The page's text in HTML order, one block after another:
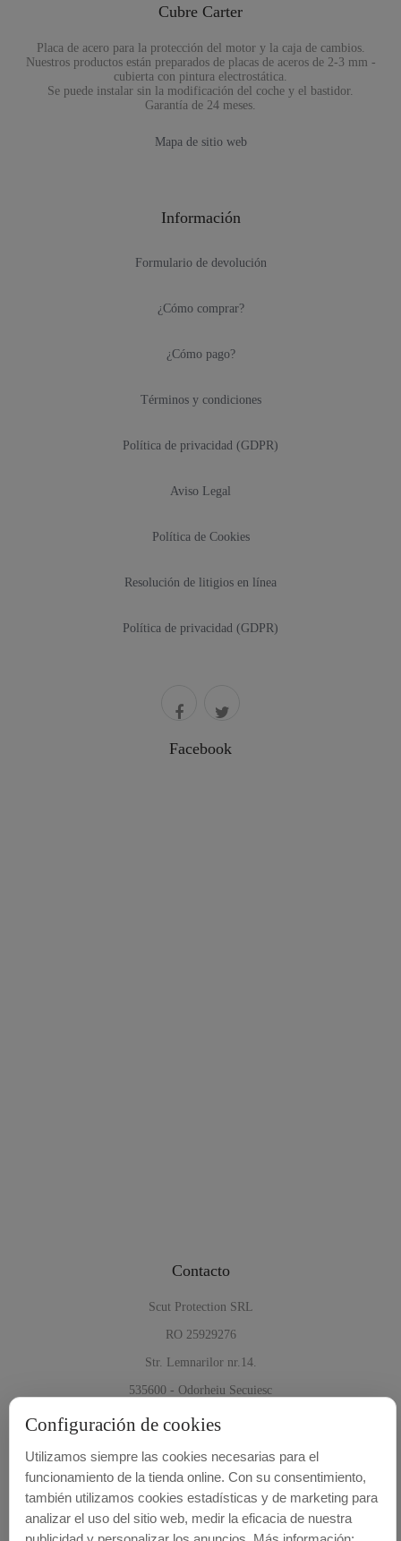
Cubre Carter
Placa de acero para la protección del motor y la caja de cambios.
Nuestros productos están preparados de placas de aceros de 2-3 mm -
cubierta con pintura electrostática.
Se puede instalar sin la modificación del coche y el bastidor.
Garantía de 24 meses.
Mapa de sitio web
Información
Formulario de devolución
¿Cómo comprar?
¿Cómo pago?
Términos y condiciones
Política de privacidad (GDPR)
Aviso Legal
Política de Cookies
Resolución de litigios en línea
Política de privacidad (GDPR)
Facebook
Contacto
Scut Protection SRL
RO 25929276
Str. Lemnarilor nr.14.
535600 - Odorheiu Secuiesc
Harghita, Romania
E-mail: info@cubrecarter.com
Site: www.cubrecarter.com
Configuración de cookies
Utilizamos siempre las cookies necesarias para el
funcionamiento de la tienda online. Con su consentimiento,
también utilizamos cookies estadísticas y de marketing para
analizar el uso del sitio web, medir la eficacia de nuestra